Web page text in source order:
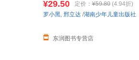
¥29.50 定价： ¥59.80 (4.94折)
东润图书专营店
罗小黑, 邢立达 /湖南少年儿童出版社